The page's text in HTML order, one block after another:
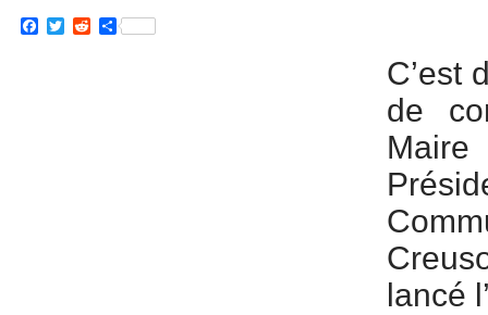
Facebook
TwitterRedditPartager
C’est
de
lancé